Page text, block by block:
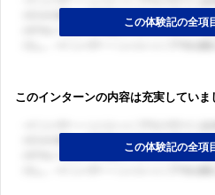
このインターンの内容は充実していま
ログイン・